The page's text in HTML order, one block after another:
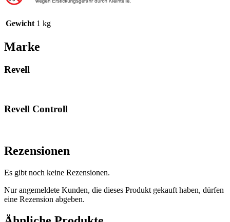
Gewicht 1 kg
Marke
Revell
Revell Controll
Rezensionen
Es gibt noch keine Rezensionen.
Nur angemeldete Kunden, die dieses Produkt gekauft haben, dürfen
eine Rezension abgeben.